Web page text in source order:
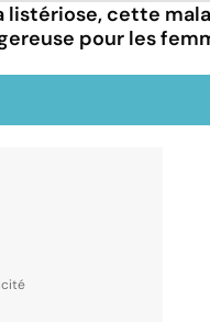
listériose, cette
pour les